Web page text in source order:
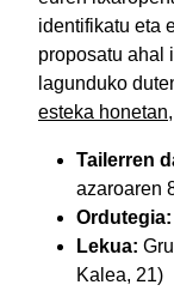
identifikatu eta
proposatu ahal
lagunduko
esteka honetan
Tailerren
azaroaren
Ordutegia:
Lekua:
Kalea, 21)